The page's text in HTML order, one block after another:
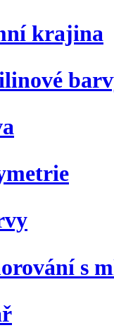
krajina
s